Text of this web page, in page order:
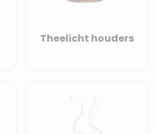
Theelicht houders